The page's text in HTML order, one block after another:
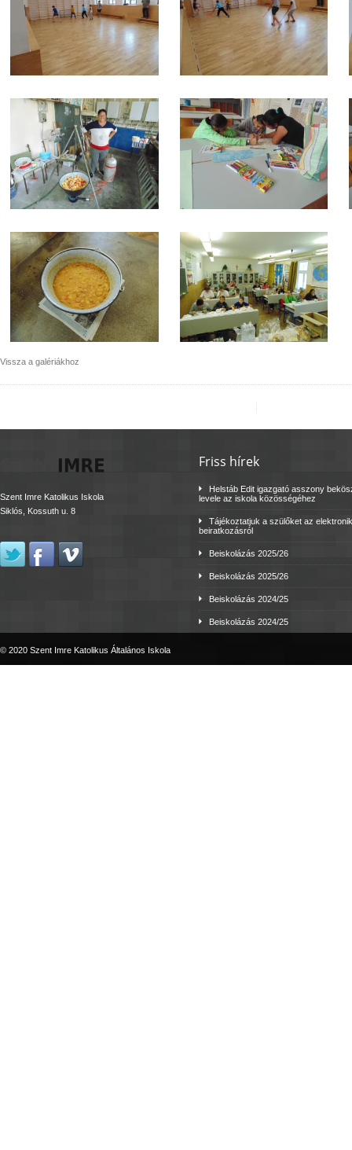
Vissza a galériákhoz
Szent Imre Katolikus Iskola
Siklós, Kossuth u. 8
Friss hírek
Helstáb Edit igazgató asszony
levele az iskola közösségéhez
Tájékoztatjuk a szülőket az
beiratkozásról
Beiskolázás 2025/26
Beiskolázás 2025/26
Beiskolázás 2024/25
Beiskolázás 2024/25
© 2020 Szent Imre Katolikus Általános Iskola